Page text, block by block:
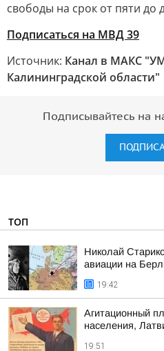
свободы на срок от пяти до
Подписаться на МВД 39
Источник: Канал в МАКС
Калининградской области"
Подписывайтесь на
ТОП
Николай
авиации на
19:42
Агитационный
населения,
19:51